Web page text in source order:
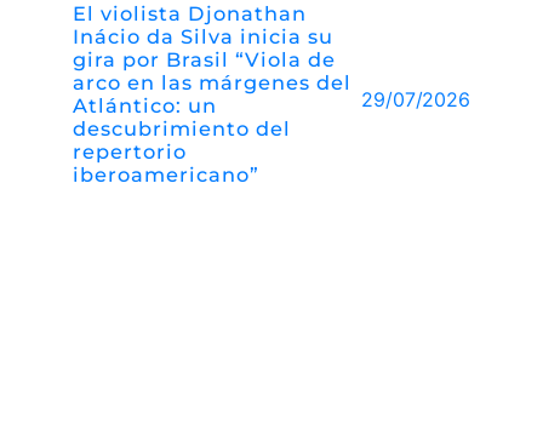
El violista Djonathan
Inácio da Silva inicia su
gira por Brasil “Viola de
arco en las márgenes del
Atlántico: un
descubrimiento del
repertorio
iberoamericano”
29/07/2026